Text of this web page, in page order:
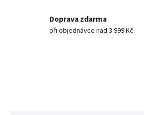
Doprava zdarma
při objednávce nad 3 999 Kč